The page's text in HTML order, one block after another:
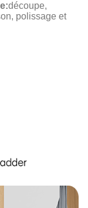
découpe,
polissage et